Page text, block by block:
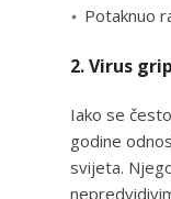
Potaknuo
2. Virus
Iako se
godine
svijeta.